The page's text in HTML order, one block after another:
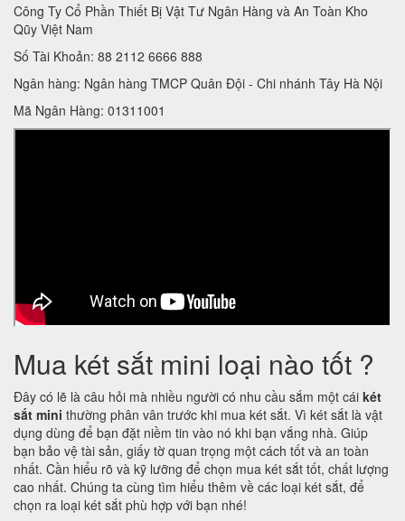
Công Ty Cổ Phần Thiết Bị Vật Tư Ngân Hàng và An Toàn Kho
Qũy Việt Nam
Số Tài Khoản: 88 2112 6666 888
Ngân hàng: Ngân hàng TMCP Quân Đội - Chi nhánh Tây Hà Nội
Mã Ngân Hàng: 01311001
Mua két sắt mini loại nào tốt ?
Đây có lẽ là câu hỏi mà nhiều người có nhu cầu sắm một cái két
sắt mini thường phân vân trước khi mua két sắt. Vì két sắt là vật
dụng dùng để bạn đặt niềm tin vào nó khi bạn vắng nhà. Giúp
bạn bảo vệ tài sản, giấy tờ quan trọng một cách tốt và an toàn
nhất. Cần hiểu rõ và kỹ lưỡng để chọn mua két sắt tốt, chất lượng
cao nhất. Chúng ta cùng tìm hiểu thêm về các loại két sắt, để
chọn ra loại két sắt phù hợp với bạn nhé!